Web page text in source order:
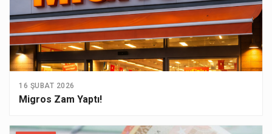
16 ŞUBAT 2026
Migros Zam Yaptı!